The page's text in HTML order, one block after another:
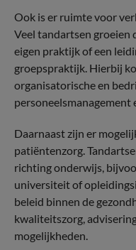
Ook is er ruimte voor
Veel tandartsen groeien
eigen praktijk of een
groepspraktijk. Hierbij
organisatorische en
Daarnaast zijn er
patiëntenzorg.
richting onderwijs,
universiteit of
beleid binnen de
kwaliteitszorg,
mogelijkheden.